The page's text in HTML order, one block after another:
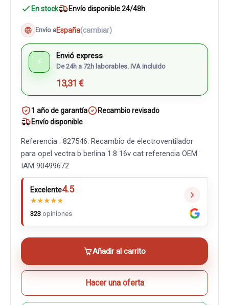
En stock Envío disponible 24/48h
Envío aEspaña(cambiar)
⚡
Envió express
De 24h a 72h laborables. IVA incluido
13,31 €
1 año de garantía
Recambio revisado
Envío disponible
Referencia : 827546. Recambio de electroventilador
para opel vectra b berlina 1.8 16v cat referencia OEM
IAM 90499672
Excelente4.5
★★★★★
323 opiniones
Añadir al carrito
Hacer una oferta